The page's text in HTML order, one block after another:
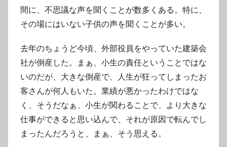
間に、不思議な声を聞くことが数多くある。特に、
その場にはいない子供の声を聞くことが多い。
去年のちょうど今頃、外部役員をやっていた建築会
社が倒産した。まぁ、小生の責任ということではな
いのだが、大きな倒産で、人生が狂ってしまったお
客さんが何人もいた。業績が悪かったわけではな
く、そうだなぁ、小生が関わることで、より大きな
仕事ができると思い込んで、それが原因で転んでし
まったんだろうと、まぁ、そう思える。